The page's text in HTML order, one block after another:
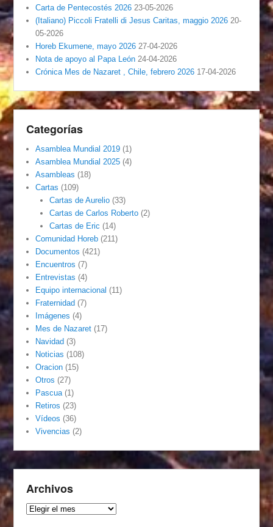
Carta de Pentecostés 2026 23-05-2026
(Italiano) Piccoli Fratelli di Jesus Caritas, maggio 2026 20-
05-2026
Horeb Ekumene, mayo 2026 27-04-2026
Nota de apoyo al Papa León 24-04-2026
Crónica Mes de Nazaret , Chile, febrero 2026 17-04-2026
Categorías
Asamblea Mundial 2019 (1)
Asamblea Mundial 2025 (4)
Asambleas (18)
Cartas (109)
Cartas de Aurelio(33)
Cartas de Carlos Roberto(2)
Cartas de Eric (14)
Comunidad Horeb (211)
Documentos (421)
Encuentros (7)
Entrevistas (4)
Equipo internacional (11)
Fraternidad (7)
Imágenes (4)
Mes de Nazaret (17)
Navidad (3)
Noticias (108)
Oracion (15)
Otros (27)
Pascua (1)
Retiros (23)
Vídeos (36)
Vivencias (2)
Archivos
Archivos